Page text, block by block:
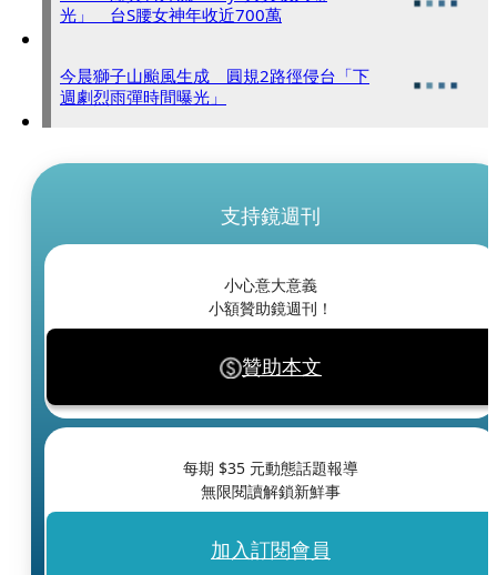
光」 台S腰女神年收近700萬
今晨獅子山颱風生成 圓規2路徑侵台「下
週劇烈雨彈時間曝光」
支持鏡週刊
小心意大意義
小額贊助鏡週刊！
贊助本文
每期 $35 元動態話題報導
無限閱讀解鎖新鮮事
加入訂閱會員